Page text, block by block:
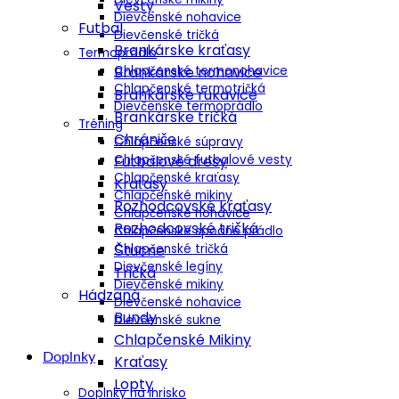
Dievčenské nohavice
Dievčenské tričká
Termoprádlo
Chlapčenské termonohavice
Chlapčenské termotričká
Dievčenské termoprádlo
Tréning
Chlapčenské súpravy
Chlapčenské futbalové vesty
Chlapčenské kraťasy
Chlapčenské mikiny
Chlapčenské nohavice
Chlapčenské spodné prádlo
Chlapčenské tričká
Dievčenské legíny
Dievčenské mikiny
Dievčenské nohavice
Dievčenské sukne
Doplnky
Doplnky na ihrisko
Vesty
Futbal
Brankárske kraťasy
Brankárske nohavice
Brankárske rukavice
Brankárske tričká
Chrániče
Futbalové dresy
Kraťasy
Rozhodcovské kraťasy
Rozhodcovské tričká
Štucne
Tričká
Hádzaná
Bundy
Chlapčenské Mikiny
Kraťasy
Lopty